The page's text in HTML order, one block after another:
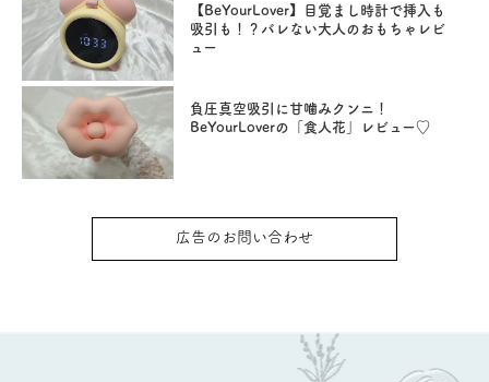
【BeYourLover】目覚まし時計で挿入も
吸引も！？バレない大人のおもちゃレビ
ュー
負圧真空吸引に甘噛みクンニ！
BeYourLoverの「食人花」レビュー♡
広告のお問い合わせ